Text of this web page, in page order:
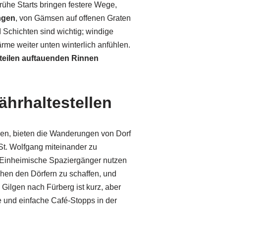
Starts bringen festere Wege,
, von Gämsen auf offenen Graten
Schichten sind wichtig; windige
weiter unten winterlich anfühlen.
auftauenden Rinnen
bieten die Wanderungen von Dorf
Wolfgang miteinander zu
Spaziergänger nutzen
den Dörfern zu schaffen, und
nach Fürberg ist kurz, aber
einfache Café-Stopps in der